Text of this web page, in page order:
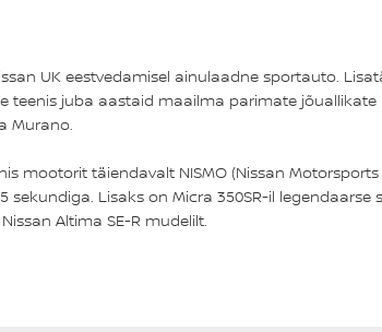
UK eestvedamisel ainulaadne sportauto.
teenis juba aastaid maailma parimate
Murano.
mootorit täiendavalt NISMO (Nissan
sekundiga. Lisaks on Micra 350SR-il
Altima SE-R mudelilt.